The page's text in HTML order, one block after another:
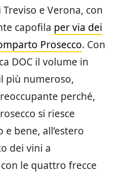
e Verona, con
capofila per via dei
Prosecco. Con
DOC il volume in
più numeroso,
perché,
si riesce
bene, all’estero
dei vini a
le quattro frecce